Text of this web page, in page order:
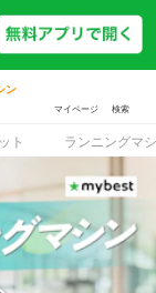
ン
マイページ 検索
ト ランニングマ